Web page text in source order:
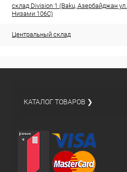
склад Division 1 (Baku, Азербайджан ул.
Низами 106C)
Центральный склад
КАТАЛОГ ТОВАРОВ ❯